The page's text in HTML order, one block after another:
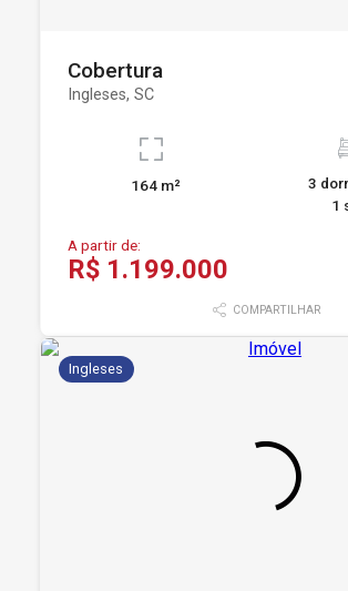
Cobertura
Ingleses, SC
164 m²
3
1
A partir de:
R$ 1.199.000
COMPARTILHAR
Ingleses